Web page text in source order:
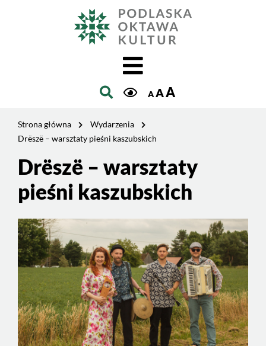
AAA
Strona główna
Wydarzenia
Drëszë – warsztaty pieśni kaszubskich
Drëszë – warsztaty
pieśni kaszubskich